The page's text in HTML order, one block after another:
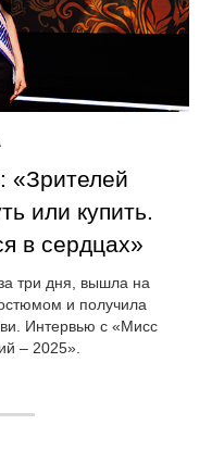
«Зрителей
или купить.
в сердцах»
три дня, вышла на
и получила
Интервью с «Мисс
– 2025».